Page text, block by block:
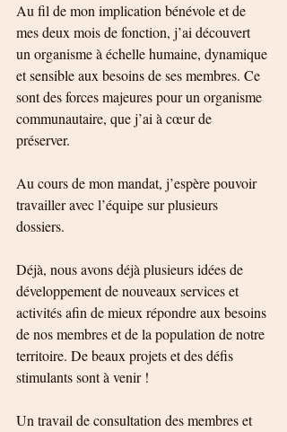
Au fil de mon implication bénévole et de
mes deux mois de fonction, j’ai découvert
un organisme à échelle humaine, dynamique
et sensible aux besoins de ses membres. Ce
sont des forces majeures pour un organisme
communautaire, que j’ai à cœur de
préserver.
Au cours de mon mandat, j’espère pouvoir
travailler avec l’équipe sur plusieurs
dossiers.
Déjà, nous avons déjà plusieurs idées de
développement de nouveaux services et
activités afin de mieux répondre aux besoins
de nos membres et de la population de notre
territoire. De beaux projets et des défis
stimulants sont à venir !
Un travail de consultation des membres et